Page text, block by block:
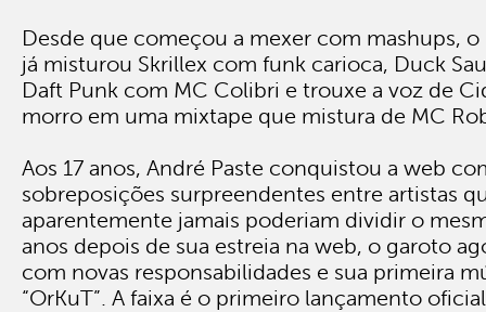
Desde que começou a mexer com mashups,
já misturou Skrillex com funk carioca, Duck
Daft Punk com MC Colibri e trouxe a voz de
morro em uma mixtape que mistura de MC
Aos 17 anos, André Paste conquistou a web
sobreposições surpreendentes entre artistas
aparentemente jamais poderiam dividir o
anos depois de sua estreia na web, o garoto
com novas responsabilidades e sua primeira
“OrKuT”. A faixa é o primeiro lançamento